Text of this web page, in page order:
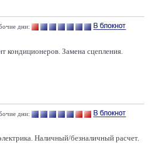
дни:
кондиционеров. Замена сцепления.
дни:
Наличный/безналичный расчет.